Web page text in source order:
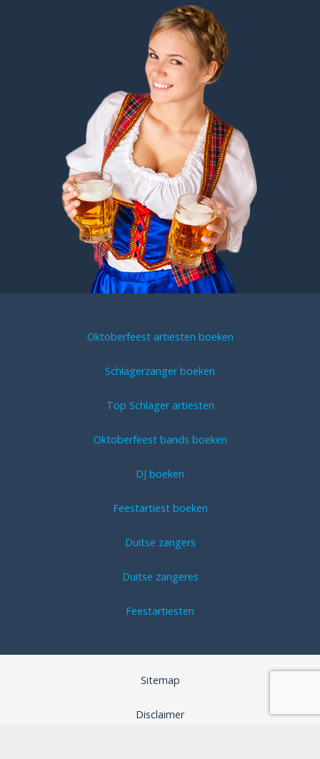
Oktoberfeest artiesten boeken
Schlagerzanger boeken
Top Schlager artiesten
Oktoberfeest bands boeken
DJ boeken
Feestartiest boeken
Duitse zangers
Duitse zangeres
Feestartiesten
Sitemap
Disclaimer